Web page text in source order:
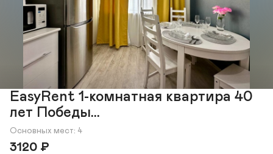
EasyRent 1-комнатная квартира 40
лет Победы...
Основных мест: 4
3120 ₽